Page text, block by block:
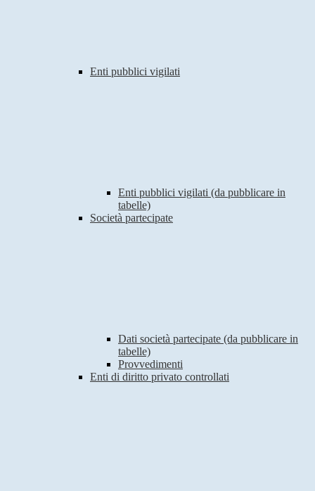
Enti pubblici vigilati
Enti pubblici vigilati (da pubblicare in
tabelle)
Società partecipate
Dati società partecipate (da pubblicare in
tabelle)
Provvedimenti
Enti di diritto privato controllati